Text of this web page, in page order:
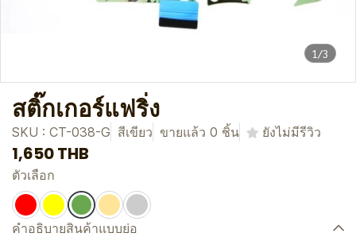
1/3
สติ๊กเกอร์แฟริ่ง
SKU : CT-038-G สีเขียว ขายแล้ว 0 ชิ้น ยังไม่มีรีวิว
1,650 THB
ตัวเลือก
คำอธิบายสินค้าแบบย่อ